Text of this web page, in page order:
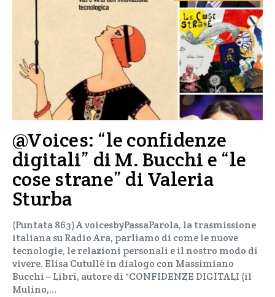
@Voices: “le confidenze
digitali” di M. Bucchi e “le
cose strane” di Valeria
Sturba
(Puntata 863) A voicesbyPassaParola, la trasmissione
italiana su Radio Ara, parliamo di come le nuove
tecnologie, le relazioni personali e il nostro modo di
vivere. Elisa Cutullè in dialogo con Massimiano
Bucchi – Libri, autore di “CONFIDENZE DIGITALI (il
Mulino,…